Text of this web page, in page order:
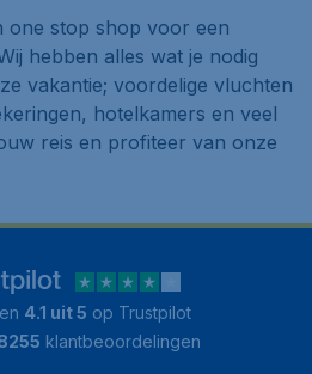
one stop shop voor een
hebben alles wat je nodig
vakantie; voordelige vluchten
hotelkamers en veel
reis en profiteer van onze
4.1 uit 5 op Trustpilot
klantbeoordelingen